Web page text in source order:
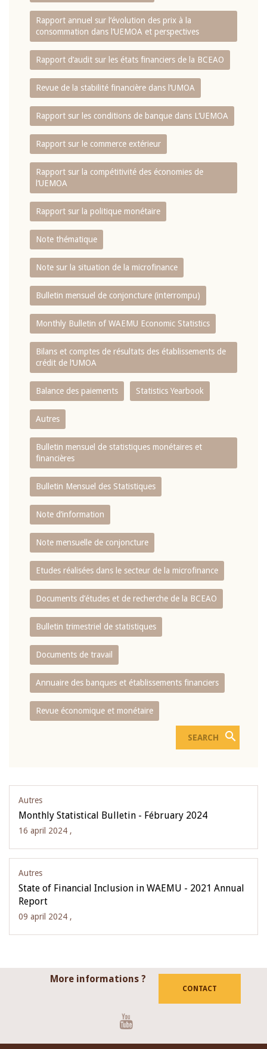
Rapport annuel sur l‘évolution des prix à la
consommation dans l‘UEMOA et perspectives
Rapport d‘audit sur les états financiers de la BCEAO
Revue de la stabilité financière dans l‘UMOA
Rapport sur les conditions de banque dans L‘UEMOA
Rapport sur le commerce extérieur
Rapport sur la compétitivité des économies de
l‘UEMOA
Rapport sur la politique monétaire
Note thématique
Note sur la situation de la microfinance
Bulletin mensuel de conjoncture (interrompu)
Monthly Bulletin of WAEMU Economic Statistics
Bilans et comptes de résultats des établissements de
crédit de l‘UMOA
Balance des paiements Statistics Yearbook
Autres
Bulletin mensuel de statistiques monétaires et
financières
Bulletin Mensuel des Statistiques
Note d’information
Note mensuelle de conjoncture
Etudes réalisées dans le secteur de la microfinance
Documents d’études et de recherche de la BCEAO
Bulletin trimestriel de statistiques
Documents de travail
Annuaire des banques et établissements financiers
Revue économique et monétaire
Autres
Monthly Statistical Bulletin - Fébruary 2024
16 april 2024 ,
Autres
State of Financial Inclusion in WAEMU - 2021 Annual
Report
09 april 2024 ,
More informations ?
CONTACT